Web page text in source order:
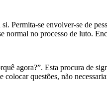
Permita-se envolver-se de
normal no processo de luto.
agora?”. Esta procura de
questões, não